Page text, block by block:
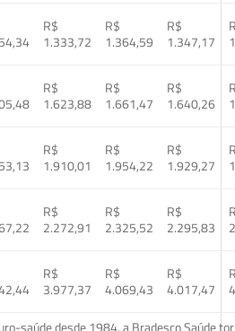
R$
1.333,72
R$
1.364,59
R$
1.347,17
R$
1.623,88
R$
1.661,47
R$
1.640,26
R$
1.910,01
R$
1.954,22
R$
1.929,27
R$
2.272,91
R$
2.325,52
R$
2.295,83
R$
3.977,37
R$
4.069,43
R$
4.017,47